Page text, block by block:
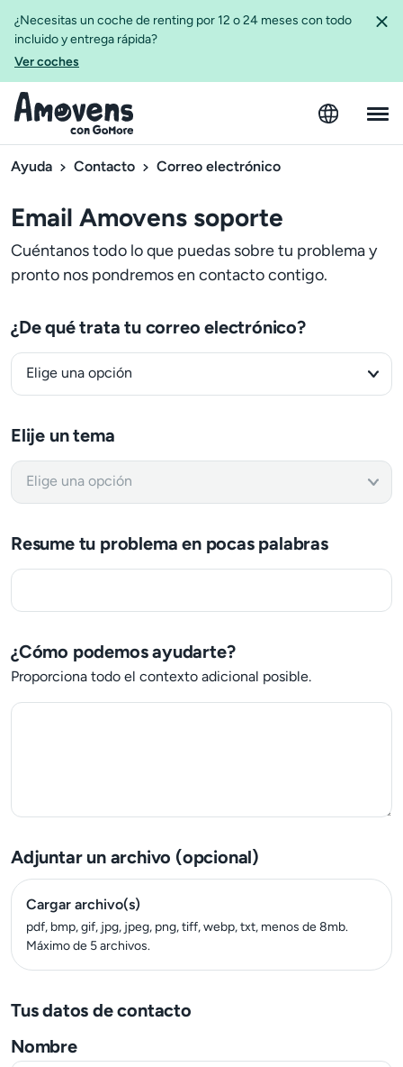
¿Necesitas un coche de renting por 12 o 24 meses con todo
incluido y entrega rápida?
Ver coches
Ayuda Contacto Correo electrónico
Email Amovens soporte
Cuéntanos todo lo que puedas sobre tu problema y
pronto nos pondremos en contacto contigo.
¿De qué trata tu correo electrónico?
Elije un tema
Resume tu problema en pocas palabras
¿Cómo podemos ayudarte?
Proporciona todo el contexto adicional posible.
Adjuntar un archivo (opcional)
Cargar archivo(s)
pdf, bmp, gif, jpg, jpeg, png, tiff, webp, txt, menos de 8mb.
Máximo de 5 archivos.
Tus datos de contacto
Nombre